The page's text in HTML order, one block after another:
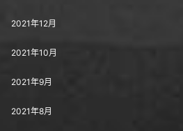
2021年12月
2021年10月
2021年9月
2021年8月